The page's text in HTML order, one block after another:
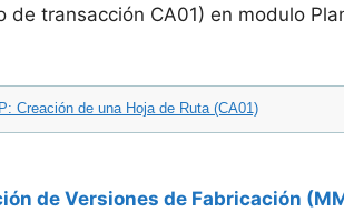
transacción CA01) en modulo
Creación de una Hoja de Ruta (CA01)
de Versiones de Fabricación